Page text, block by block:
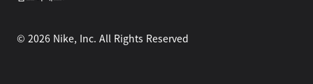
© 2026 Nike, Inc. All Rights Reserved